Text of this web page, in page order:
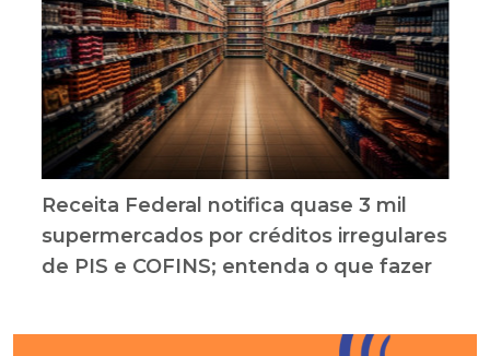
Receita Federal notifica quase 3 mil
supermercados por créditos irregulares
de PIS e COFINS; entenda o que fazer